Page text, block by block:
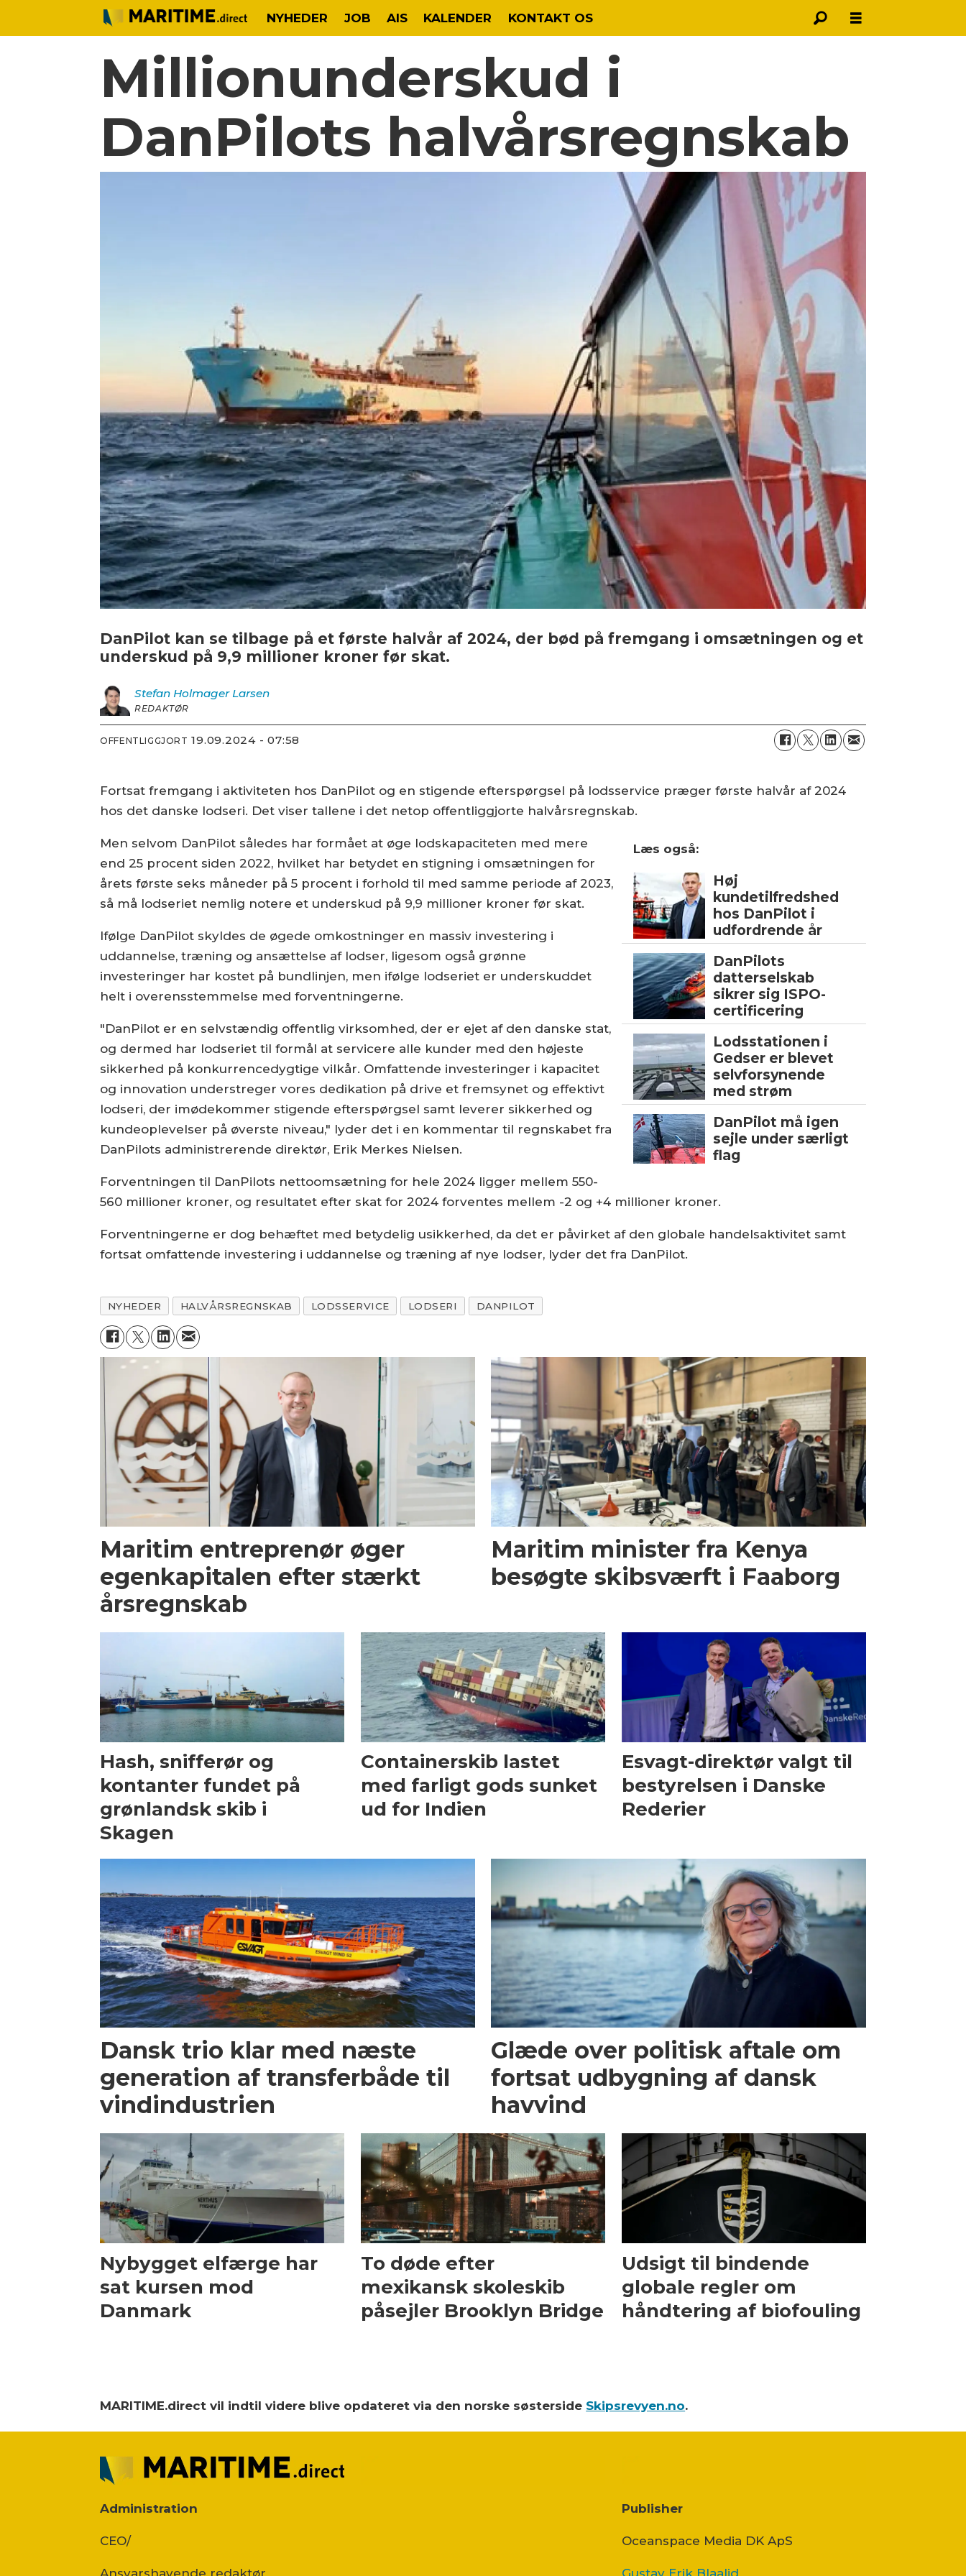
NYHEDER JOB AIS KALENDER KONTAKT OS
Millionunderskud i
DanPilots halvårsregnskab
DanPilot kan se tilbage på et første halvår af 2024, der bød på fremgang i omsætningen og et
underskud på 9,9 millioner kroner før skat.
Stefan Holmager Larsen
REDAKTØR
OFFENTLIGGJORT 19.09.2024 - 07:58
Fortsat fremgang i aktiviteten hos DanPilot og en stigende efterspørgsel på lodsservice præger første halvår af 2024
hos det danske lodseri. Det viser tallene i det netop offentliggjorte halvårsregnskab.
Læs også:
Høj
kundetilfredshed
hos DanPilot i
udfordrende år
DanPilots
datterselskab
sikrer sig ISPO-
certificering
Lodsstationen i
Gedser er blevet
selvforsynende
med strøm
DanPilot må igen
sejle under særligt
flag
Men selvom DanPilot således har formået at øge lodskapaciteten med mere
end 25 procent siden 2022, hvilket har betydet en stigning i omsætningen for
årets første seks måneder på 5 procent i forhold til med samme periode af 2023,
så må lodseriet nemlig notere et underskud på 9,9 millioner kroner før skat.
Ifølge DanPilot skyldes de øgede omkostninger en massiv investering i
uddannelse, træning og ansættelse af lodser, ligesom også grønne
investeringer har kostet på bundlinjen, men ifølge lodseriet er underskuddet
helt i overensstemmelse med forventningerne.
"DanPilot er en selvstændig offentlig virksomhed, der er ejet af den danske stat,
og dermed har lodseriet til formål at servicere alle kunder med den højeste
sikkerhed på konkurrencedygtige vilkår. Omfattende investeringer i kapacitet
og innovation understreger vores dedikation på drive et fremsynet og effektivt
lodseri, der imødekommer stigende efterspørgsel samt leverer sikkerhed og
kundeoplevelser på øverste niveau," lyder det i en kommentar til regnskabet fra
DanPilots administrerende direktør, Erik Merkes Nielsen.
Forventningen til DanPilots nettoomsætning for hele 2024 ligger mellem 550-
560 millioner kroner, og resultatet efter skat for 2024 forventes mellem -2 og +4 millioner kroner.
Forventningerne er dog behæftet med betydelig usikkerhed, da det er påvirket af den globale handelsaktivitet samt
fortsat omfattende investering i uddannelse og træning af nye lodser, lyder det fra DanPilot.
NYHEDER HALVÅRSREGNSKAB LODSSERVICE LODSERI DANPILOT
Maritim entreprenør øger
egenkapitalen efter stærkt
årsregnskab
Maritim minister fra Kenya
besøgte skibsværft i Faaborg
Hash, snifferør og
kontanter fundet på
grønlandsk skib i
Skagen
Containerskib lastet
med farligt gods sunket
ud for Indien
Esvagt-direktør valgt til
bestyrelsen i Danske
Rederier
Dansk trio klar med næste
generation af transferbåde til
vindindustrien
Glæde over politisk aftale om
fortsat udbygning af dansk
havvind
Nybygget elfærge har
sat kursen mod
Danmark
To døde efter
mexikansk skoleskib
påsejler Brooklyn Bridge
Udsigt til bindende
globale regler om
håndtering af biofouling
MARITIME.direct vil indtil videre blive opdateret via den norske søsterside Skipsrevyen.no.
Administration
CEO/
Ansvars­havende redaktør
Publisher
Oceanspace Media DK ApS
Gustav Erik Blaalid